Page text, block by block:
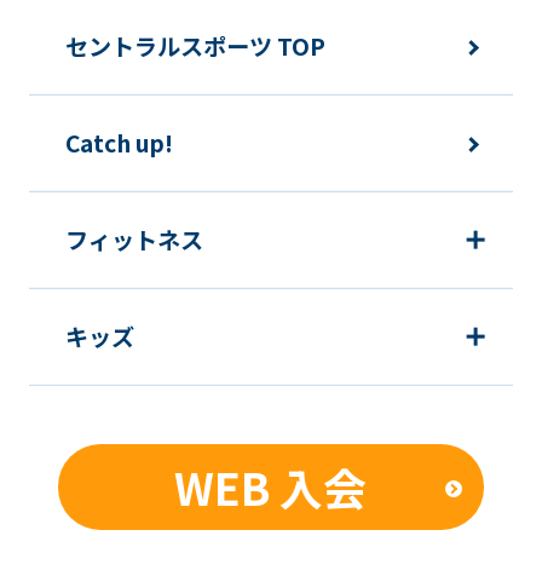
セントラルスポーツ TOP
Catch up!
フィットネス
キッズ
WEB 入会